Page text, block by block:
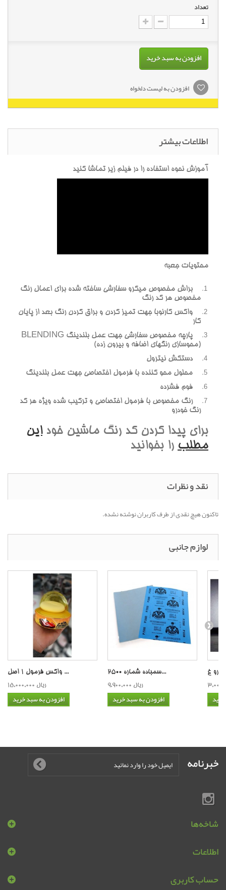
تعداد
افزودن به سبد خرید
افزودن به لیست دلخواه
اطلاعات بیشتر
آموزش نحوه استفاده را در فیلم زیر تماشا کنید
محتویات جعبه
براش مخصوص میکرو سفارشی ساخته شده برای اعمال رنگ
مخصوص هر کد رنگ
واکس کارنوبا جهت تمیز کردن و براق کردن رنگ بعد از پایان
کار
پارچه مخصوص سفارشی جهت عمل بلندینگ BLENDING
(محوسازی رنگهای اضافه و بیرون زده)
دستکش نیترول
محلول محو کننده با فرمول اختصاصی جهت عمل بلندینگ
فوم فشرده
رنگ مخصوص با فرمول اختصاصی و ترکیب شده ویژه هر کد
رنگ خودرو
برای پیدا کردن کد رنگ ماشین خوداین
مطلب را بخوانید
نقد و نظرات
تاکنون هیچ نقدی از طرف کاربران نوشته نشده.
لوازم جانبی
واکس فرمول 1 اصل ...
15,000,000 ریال
افزودن به سبد خرید
سمباده شماره 2500...
9,900,000 ریال
افزودن به سبد خرید
خبرنامه
شاخه‌ها
اطلاعات
حساب کاربری